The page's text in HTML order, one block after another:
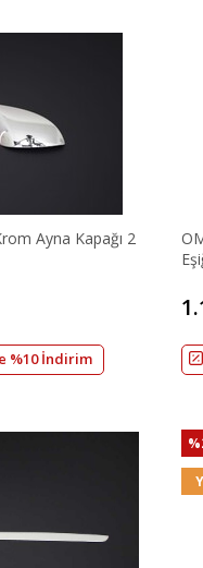
Ayna Kapağı 2
%10 İndirim